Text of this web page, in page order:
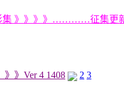
影集 》》》》…………征集更
》》Ver 4 1408 2 3